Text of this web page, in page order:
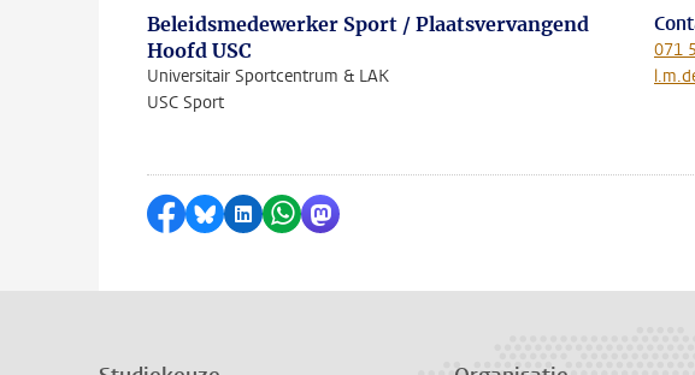
Beleidsmedewerker Sport / Plaatsvervangend
Hoofd USC
Universitair Sportcentrum & LAK
USC Sport
071
Delen op Facebook
Delen via Bluesky
Delen op LinkedIn
Delen via WhatsApp
Delen via Mastodon